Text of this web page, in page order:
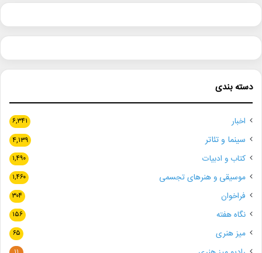
دسته بندی
اخبار ۶,۳۴۱
سینما و تئاتر ۴,۱۳۹
کتاب و ادبیات ۱,۴۹۰
موسیقی و هنرهای تجسمی ۱,۴۶۰
فراخوان ۳۰۴
نگاه هفته ۱۵۶
میز هنری ۶۵